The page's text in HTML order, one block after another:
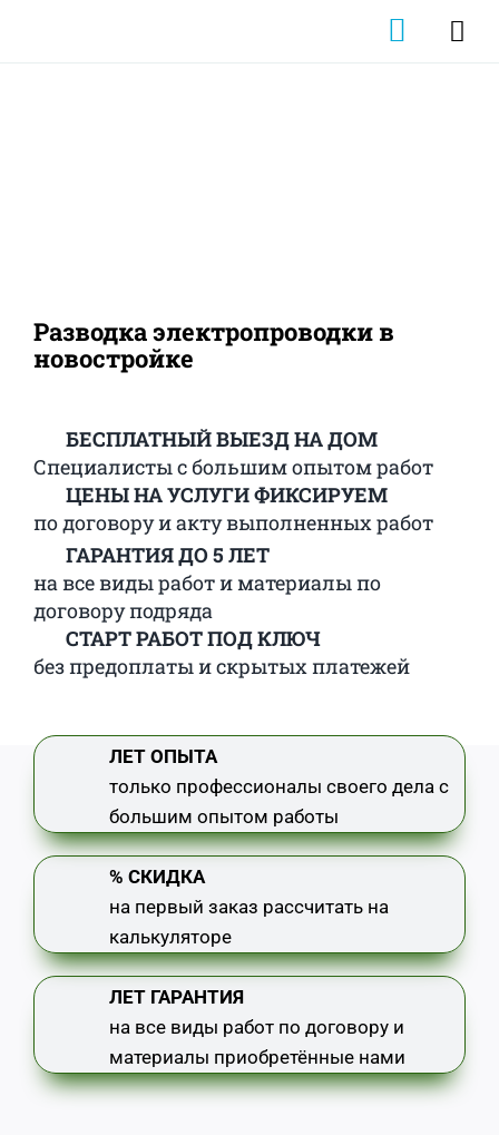
Разводка электропроводки в
новостройке
БЕСПЛАТНЫЙ ВЫЕЗД НА ДОМ
Специалисты с большим опытом работ
ЦЕНЫ НА УСЛУГИ ФИКСИРУЕМ
по договору и акту выполненных работ
ГАРАНТИЯ ДО 5 ЛЕТ
на все виды работ и материалы по
договору подряда
СТАРТ РАБОТ ПОД КЛЮЧ
без предоплаты и скрытых платежей
ЛЕТ ОПЫТА
только профессионалы своего дела с
большим опытом работы
% СКИДКА
на первый заказ рассчитать на
калькуляторе
ЛЕТ ГАРАНТИЯ
на все виды работ по договору и
материалы приобретённые нами